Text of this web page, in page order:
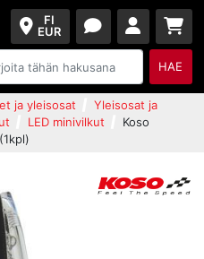
FI
EUR
HAE
ja yleisosat
Yleisosat ja
LED minivilkut
Koso